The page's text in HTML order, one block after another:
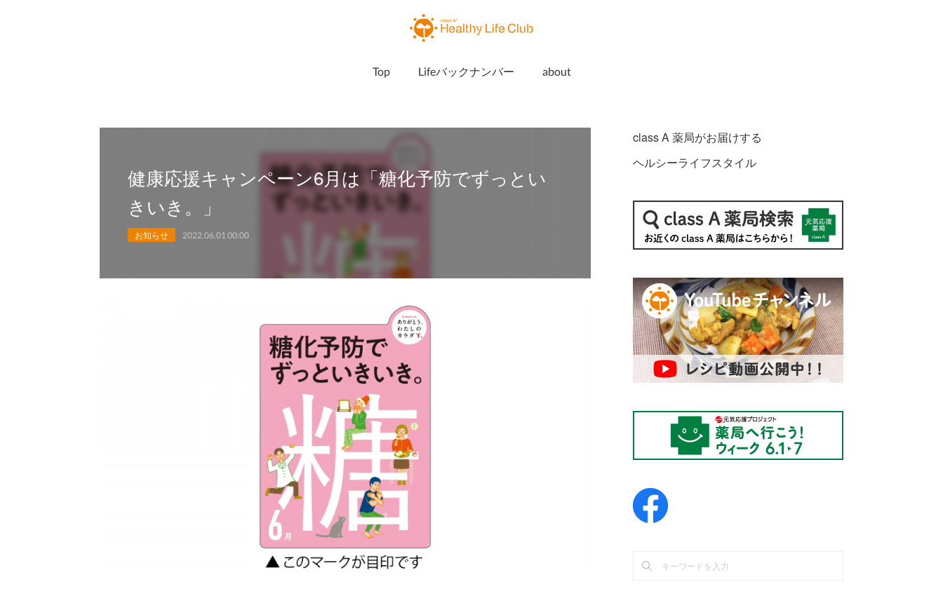
Top Lifeバックナンバー about
健康応援キャンペーン6月は「糖化予防でずっとい
きいき。」
お知らせ 2022.06.01 00:00
class A 薬局がお届けする
ヘルシーライフスタイル